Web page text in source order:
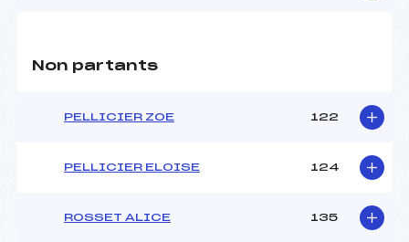
Non partants
PELLICIER ZOE 122
PELLICIER ELOISE 124
ROSSET ALICE 135